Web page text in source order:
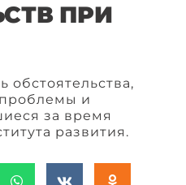
ПРИ
обстоятельства,
и
за время
развития.